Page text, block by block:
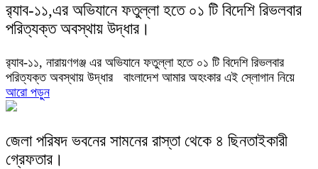
র‍্যাব-১১,এর অভিযানে ফতুল্লা হতে ০১ টি বিদেশি রিভলবার
পরিত্যক্ত অবস্থায় উদ্ধার।
র‍্যাব-১১, নারায়ণগঞ্জ এর অভিযানে ফতুল্লা হতে ০১ টি বিদেশি রিভলবার
পরিত্যক্ত অবস্থায় উদ্ধার বাংলাদেশ আমার অহংকার এই স্লোগান নিয়ে
আরো পড়ুন
জেলা পরিষদ ভবনের সামনের রাস্তা থেকে ৪ ছিনতাইকারী
গ্রেফতার।